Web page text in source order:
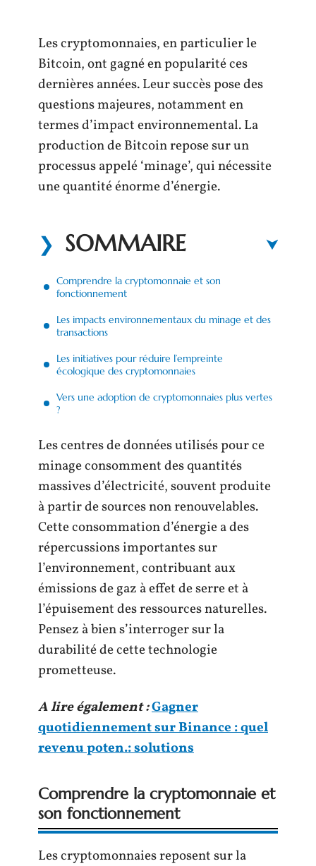
Les cryptomonnaies, en particulier le
Bitcoin, ont gagné en popularité ces
dernières années. Leur succès pose des
questions majeures, notamment en
termes d’impact environnemental. La
production de Bitcoin repose sur un
processus appelé ‘minage’, qui nécessite
une quantité énorme d’énergie.
SOMMAIRE
Comprendre la cryptomonnaie et son
fonctionnement
Les impacts environnementaux du minage et des
transactions
Les initiatives pour réduire l’empreinte
écologique des cryptomonnaies
Vers une adoption de cryptomonnaies plus vertes
?
Les centres de données utilisés pour ce
minage consomment des quantités
massives d’électricité, souvent produite
à partir de sources non renouvelables.
Cette consommation d’énergie a des
répercussions importantes sur
l’environnement, contribuant aux
émissions de gaz à effet de serre et à
l’épuisement des ressources naturelles.
Pensez à bien s’interroger sur la
durabilité de cette technologie
prometteuse.
A lire également :Gagner
quotidiennement sur Binance : quel
revenu poten.: solutions
Comprendre la cryptomonnaie et
son fonctionnement
Les cryptomonnaies reposent sur la